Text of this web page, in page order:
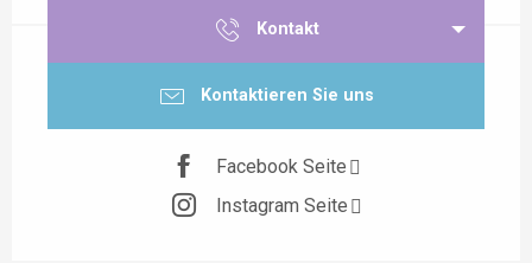
Kontakt
Kontaktieren Sie uns
Facebook Seite
Instagram Seite